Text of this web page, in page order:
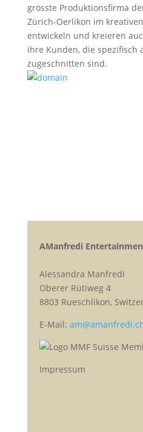
grösste Produktionsfirma
Zürich-Oerlikon im
entwickeln und kreieren
ihre Kunden, die spezifisch
zugeschnitten sind.
AManfredi
Alessandra Manfredi
Oberer Rütiweg 4
8803 Rueschlikon,
E-Mail:
Impressum